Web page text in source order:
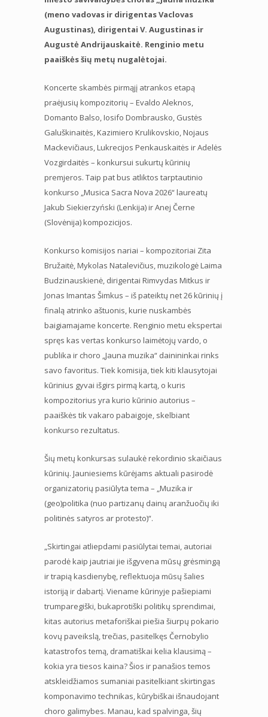
(meno vadovas ir dirigentas Vaclovas
Augustinas), dirigentai V. Augustinas ir
Augustė Andrijauskaitė. Renginio metu
paaiškės šių metų nugalėtojai.
Koncerte skambės pirmąjį atrankos etapą
praėjusių kompozitorių – Evaldo Aleknos,
Domanto Balso, Iosifo Dombrausko, Gustės
Galuškinaitės, Kazimiero Krulikovskio, Nojaus
Mackevičiaus, Lukrecijos Penkauskaitės ir Adelės
Vozgirdaitės – konkursui sukurtų kūrinių
premjeros. Taip pat bus atliktos tarptautinio
konkurso „Musica Sacra Nova 2026“ laureatų
Jakub Siekierzyński (Lenkija) ir Anej Černe
(Slovėnija) kompozicijos.
Konkurso komisijos nariai – kompozitoriai Zita
Bružaitė, Mykolas Natalevičius, muzikologė Laima
Budzinauskienė, dirigentai Rimvydas Mitkus ir
Jonas Imantas Šimkus – iš pateiktų net 26 kūrinių į
finalą atrinko aštuonis, kurie nuskambės
baigiamajame koncerte. Renginio metu ekspertai
spręs kas vertas konkurso laimėtojų vardo, o
publika ir choro „Jauna muzika“ dainininkai rinks
savo favoritus. Tiek komisija, tiek kiti klausytojai
kūrinius gyvai išgirs pirmą kartą, o kuris
kompozitorius yra kurio kūrinio autorius –
paaiškės tik vakaro pabaigoje, skelbiant
konkurso rezultatus.
Šių metų konkursas sulaukė rekordinio skaičiaus
kūrinių. Jauniesiems kūrėjams aktuali pasirodė
organizatorių pasiūlyta tema – „Muzika ir
(geo)politika (nuo partizanų dainų aranžuočių iki
politinės satyros ar protesto)“.
„Skirtingai atliepdami pasiūlytai temai, autoriai
parodė kaip jautriai jie išgyvena mūsų grėsmingą
ir trapią kasdienybę, reflektuoja mūsų šalies
istoriją ir dabartį. Viename kūrinyje pašiepiami
trumparegiški, bukaprotiški politikų sprendimai,
kitas autorius metaforiškai piešia šiurpų pokario
kovų paveikslą, trečias, pasitelkęs Černobylio
katastrofos temą, dramatiškai kelia klausimą –
kokia yra tiesos kaina? Šios ir panašios temos
atskleidžiamos sumaniai pasitelkiant skirtingas
komponavimo technikas, kūrybiškai išnaudojant
choro galimybes. Manau, kad spalvinga, šių